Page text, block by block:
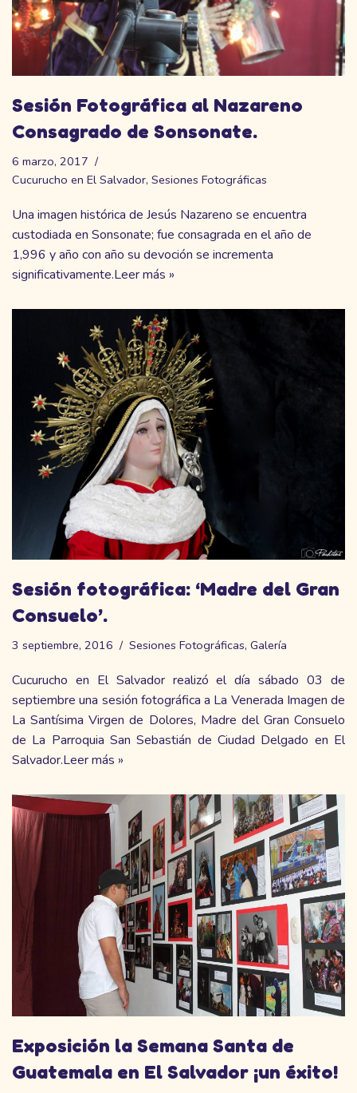
Sesión Fotográfica al Nazareno
Consagrado de Sonsonate.
6 marzo, 2017
Cucurucho en El Salvador, Sesiones Fotográficas
Una imagen histórica de Jesús Nazareno se encuentra
custodiada en Sonsonate; fue consagrada en el año de
1,996 y año con año su devoción se incrementa
significativamente.Leer más »
Sesión fotográfica: ‘Madre del Gran
Consuelo’.
3 septiembre, 2016 Sesiones Fotográficas, Galería
Cucurucho en El Salvador realizó el día sábado 03 de
septiembre una sesión fotográfica a La Venerada Imagen de
La Santísima Virgen de Dolores, Madre del Gran Consuelo
de La Parroquia San Sebastián de Ciudad Delgado en El
Salvador.Leer más »
Exposición la Semana Santa de
Guatemala en El Salvador ¡un éxito!